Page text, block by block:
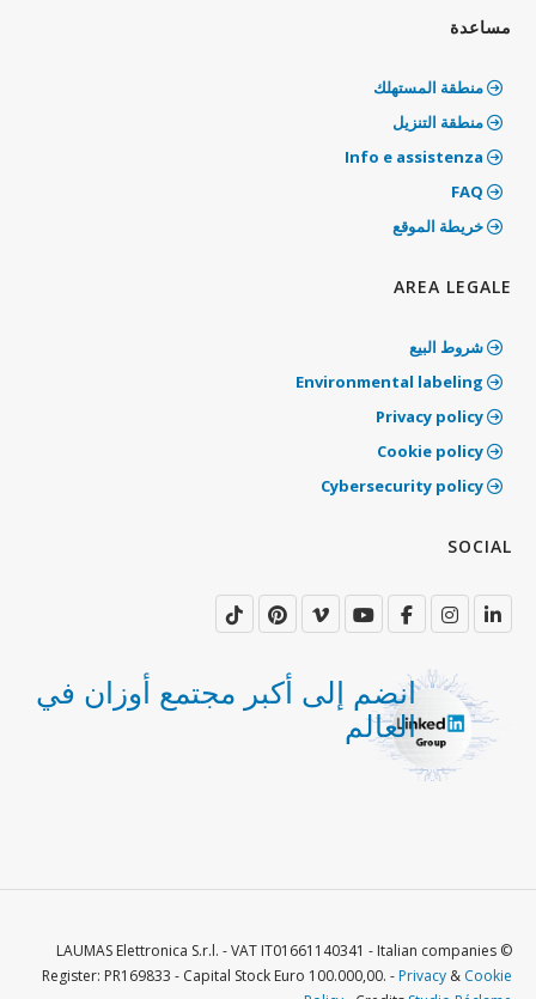
مساعدة
منطقة المستهلك
منطقة التنزيل
Info e assistenza
‫FAQ
خريطة الموقع
AREA LEGALE
شروط البيع
‫Environmental labeling
Privacy policy
‫Cookie policy
‫Cybersecurity policy
‫SOCIAL
انضم إلى أكبر مجتمع أوزان في
العالم
© LAUMAS Elettronica S.r.l. - VAT IT01661140341 - Italian companies
Register: PR169833 - Capital Stock Euro 100.000,00. -Privacy &Cookie